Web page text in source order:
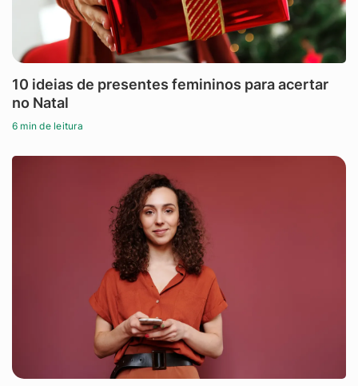
10 ideias de presentes femininos para acertar
no Natal
6 min de leitura